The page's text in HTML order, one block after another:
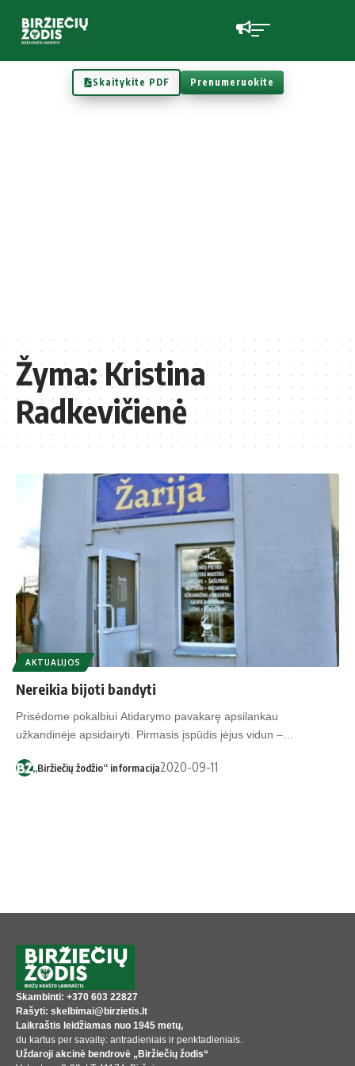
Skaitykite PDF Prenumeruokite
Žyma:Kristina
Radkevičienė
AKTUALIJOS
Nereikia bijoti bandyti
Prisėdome pokalbiui Atidarymo pavakarę apsilankau
užkandinėje apsidairyti. Pirmasis įspūdis įėjus vidun –…
„Biržiečių žodžio“ informacija2020-09-11
Skambinti: +370 603 22827
Rašyti: skelbimai@birzietis.lt
Laikraštis leidžiamas nuo 1945 metų,
du kartus per savaitę: antradieniais ir penktadieniais.
Uždaroji akcinė bendrovė „Biržiečių žodis“